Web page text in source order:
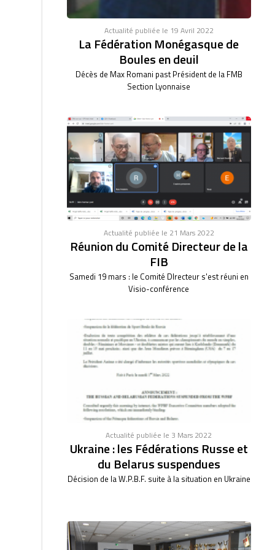
Actualité publiée le 19 Avril 2022
La Fédération Monégasque de
Boules en deuil
Décès de Max Romani past Président de la FMB
Section Lyonnaise
Actualité publiée le 21 Mars 2022
Réunion du Comité Directeur de la
FIB
Samedi 19 mars : le Comité DIrecteur s'est réuni en
Visio-conférence
Actualité publiée le 3 Mars 2022
Ukraine : les Fédérations Russe et
du Belarus suspendues
Décision de la W.P.B.F. suite à la situation en Ukraine